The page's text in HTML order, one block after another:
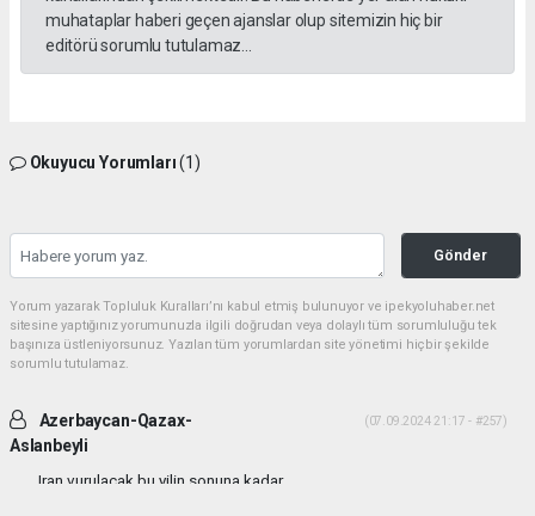
muhataplar haberi geçen ajanslar olup sitemizin hiç bir
editörü sorumlu tutulamaz...
Okuyucu Yorumları(1)
Gönder
Yorum yazarak Topluluk Kuralları’nı kabul etmiş bulunuyor ve ipekyoluhaber.net
sitesine yaptığınız yorumunuzla ilgili doğrudan veya dolaylı tüm sorumluluğu tek
başınıza üstleniyorsunuz. Yazılan tüm yorumlardan site yönetimi hiçbir şekilde
sorumlu tutulamaz.
Azerbaycan-Qazax-
Aslanbeyli
(07.09.2024 21:17 - #257)
Iran vurulacak bu yilin sonuna kadar...